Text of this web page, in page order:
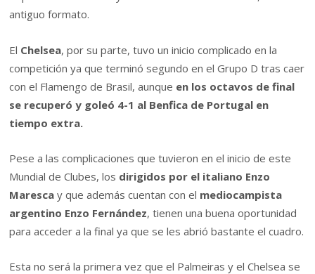
antiguo formato.
El Chelsea, por su parte, tuvo un inicio complicado en la
competición ya que terminó segundo en el Grupo D tras caer
con el Flamengo de Brasil, aunque en los octavos de final
se recuperó y goleó 4-1 al Benfica de Portugal en
tiempo extra.
Pese a las complicaciones que tuvieron en el inicio de este
Mundial de Clubes, los dirigidos por el italiano Enzo
Maresca y que además cuentan con el mediocampista
argentino Enzo Fernández, tienen una buena oportunidad
para acceder a la final ya que se les abrió bastante el cuadro.
Esta no será la primera vez que el Palmeiras y el Chelsea se